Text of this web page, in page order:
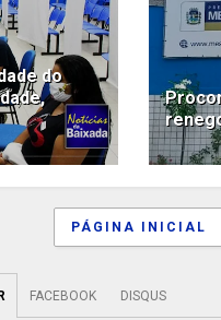
do
PÁGINA INICIAL
FACEBOOK DISQUS